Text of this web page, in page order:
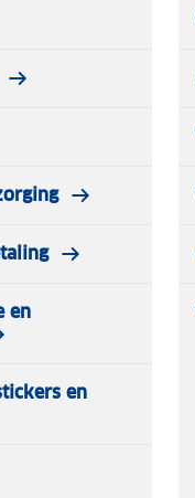
en
en